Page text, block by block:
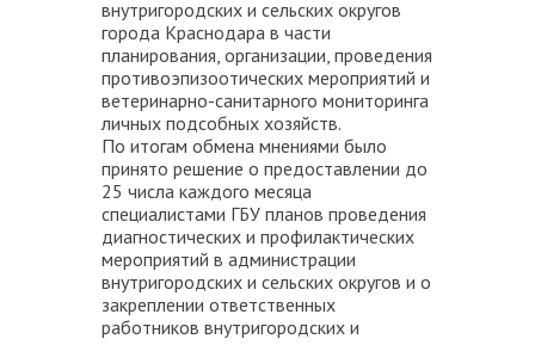
внутригородских и сельских округов
города Краснодара в части
планирования, организации, проведения
противоэпизоотических мероприятий и
ветеринарно-санитарного мониторинга
личных подсобных хозяйств.
По итогам обмена мнениями было
принято решение о предоставлении до
25 числа каждого месяца
специалистами ГБУ планов проведения
диагностических и профилактических
мероприятий в администрации
внутригородских и сельских округов и о
закреплении ответственных
работников внутригородских и